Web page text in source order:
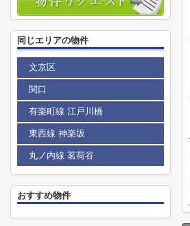
同じエリアの物件
文京区
関口
有楽町線 江戸川橋
東西線 神楽坂
丸ノ内線 茗荷谷
おすすめ物件